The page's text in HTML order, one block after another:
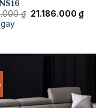
₫ Giá
21.186.000 ₫Giá
hiện